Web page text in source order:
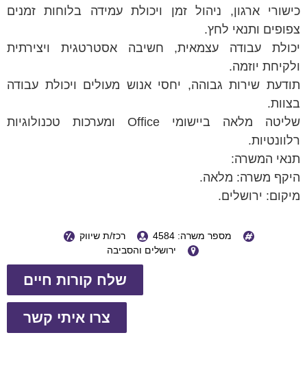
כישורי ארגון, ניהול זמן ויכולת עמידה בלוחות זמנים
צפופים ותנאי לחץ.
יכולת עבודה עצמאית, חשיבה אסטרטגית ויצירתית
ולקיחת יוזמה.
תודעת שירות גבוהה, יחסי אנוש מעולים ויכולת עבודה
בצוות.
שליטה מלאה ביישומי Office ומערכות טכנולוגיות
רלוונטיות.
תנאי המשרה:
היקף משרה: מלאה.
מיקום: ירושלים.
מספר משרה: 4584
רכז/ת שיווק
ירושלים והסביבה
שלח קורות חיים
צרו איתי קשר